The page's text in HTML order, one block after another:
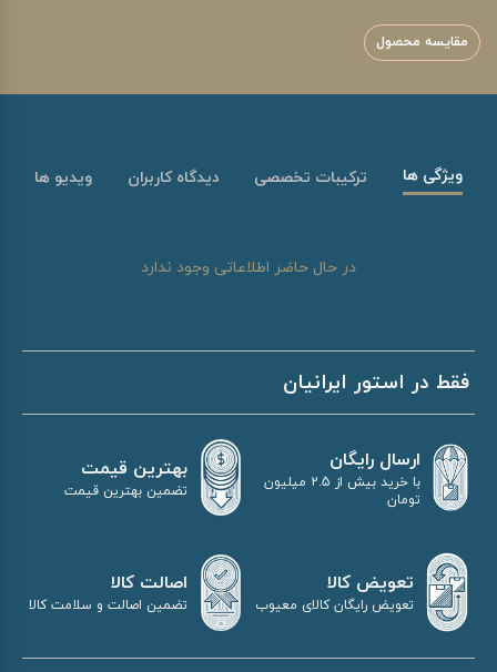
مقایسه محصول
ویژگی ها ترکیبات تخصصی دیدگاه کاربران ویدیو ها
در حال حاضر اطلاعاتی وجود ندارد
فقط در استور ایرانیان
ارسال رایگان
با خرید بیش از 2.5 میلیون
تومان
بهترین قیمت
تضمین بهترین قیمت
تعویض کالا
تعویض رایگان کالای معیوب
اصالت کالا
تضمین اصالت و سلامت کالا